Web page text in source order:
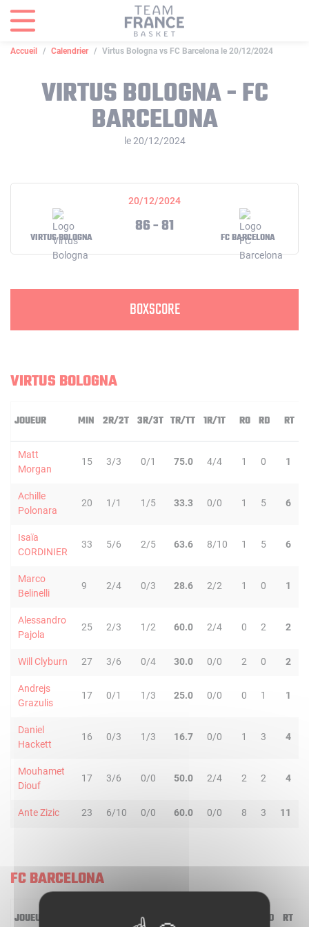
Accueil Calendrier Virtus Bologna vs FC Barcelona le 20/12/2024
VIRTUS BOLOGNA - FC
BARCELONA
le 20/12/2024
20/12/2024
VIRTUS BOLOGNA
86 - 81
FC BARCELONA
BOXSCORE
VIRTUS BOLOGNA
JOUEUR MIN 2R/2T 3R/3T TR/TT 1R/1T RO RD RT
Matt
Morgan
15 3/3 0/1 75.0 4/4 1 0 1
Achille
Polonara
20 1/1 1/5 33.3 0/0 1 5 6
Isaïa
CORDINIER
33 5/6 2/5 63.6 8/10 1 5 6
Marco
Belinelli
9 2/4 0/3 28.6 2/2 1 0 1
Alessandro
Pajola
25 2/3 1/2 60.0 2/4 0 2 2
Will Clyburn 27 3/6 0/4 30.0 0/0 2 0 2
Andrejs
Grazulis
17 0/1 1/3 25.0 0/0 0 1 1
Daniel
Hackett
16 0/3 1/3 16.7 0/0 1 3 4
Mouhamet
Diouf
17 3/6 0/0 50.0 2/4 2 2 4
Ante Zizic 23 6/10 0/0 60.0 0/0 8 3 11
FC BARCELONA
JOUEUR 3R/3T RD RT
Panneau de gestion des cookies